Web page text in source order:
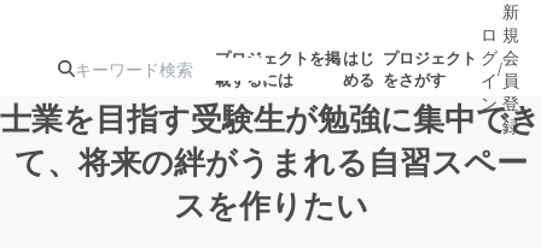
プロジェクトを掲
載するには
はじ
める
プロジェクト
をさがす
注目の新着プロ
ジェクト
募集終了が近いプ
ロ
グ
イ
ン
/
新
規
会
員
登
録
士業を目指す受験生が勉強に集中でき
て、将来の絆がうまれる自習スペー
スを作りたい